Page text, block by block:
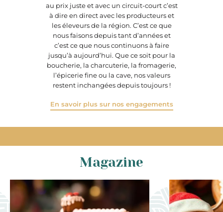
au prix juste et avec un circuit-court c’est
à dire en direct avec les producteurs et
les éleveurs de la région. C’est ce que
nous faisons depuis tant d’années et
c’est ce que nous continuons à faire
jusqu’à aujourd’hui. Que ce soit pour la
boucherie, la charcuterie, la fromagerie,
l’épicerie fine ou la cave, nos valeurs
restent inchangées depuis toujours !
En savoir plus sur nos engagements
Magazine